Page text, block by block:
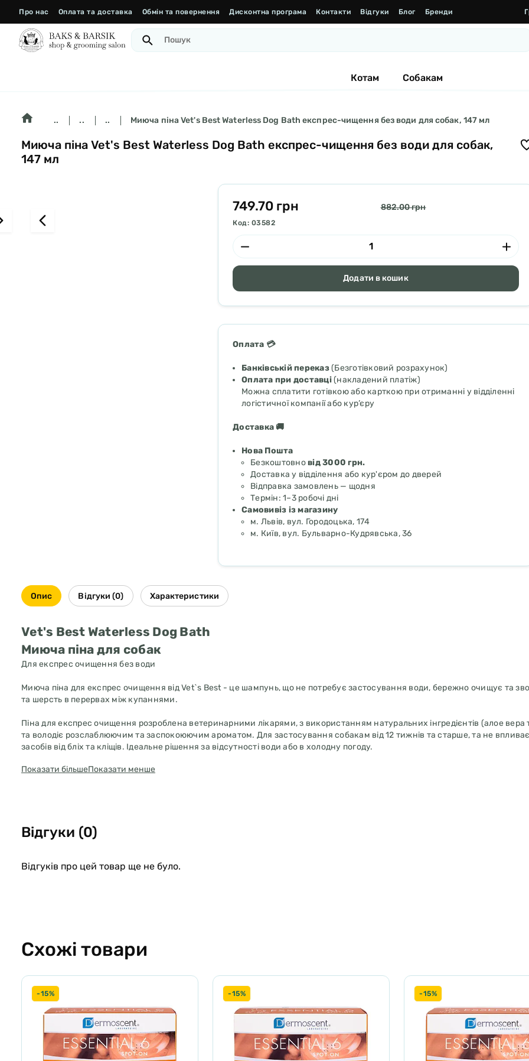
Про нас Оплата та доставка Обмін та повернення Дисконтна програма Контакти Відгуки Блог Бренди
Котам Собакам
.. .. .. Миюча піна Vet's Best Waterless Dog Bath експрес-чищення без води для собак, 147 мл
Миюча піна Vet's Best Waterless Dog Bath експрес-чищення без води для собак,
147 мл
749.70 грн 882.00 грн
Код: 03582
Додати в кошик
Оплата 💳
Банківській переказ(Безготівковий розрахунок)
Оплата при доставці(накладений платіж)
Можна сплатити готівкою або карткою при отриманні у відділенні
логістичної компанії або кур’єру
Доставка 🚚
Нова Пошта
Безкоштовновід 3000 грн.
Доставка у відділення або кур'єром до дверей
Відправка замовлень — щодня
Термін: 1–3 робочі дні
Самовивіз із магазину
м. Львів, вул. Городоцька, 174
м. Київ, вул. Бульварно-Кудрявська, 36
Опис Відгуки (0) Характеристики
Vet's Best Waterless Dog Bath
Миюча піна для собак
Для експрес очищення без води
Миюча піна для експрес очищення від Vet`s Best - це шампунь, що не потребує застосування води, бережно очищує та
та шерсть в перервах між купаннями.
Піна для експрес очищення розроблена ветеринарними лікарями, з використанням натуральних інгредієнтів (алое вера
та володіє розслаблюючим та заспокоюючим ароматом. Для застосування собакам від 12 тижнів та старше, та не
засобів від бліх та кліщів. Ідеальне рішення за відсутності води або в холодну погоду.
Vet's Best Waterless Dog Bath - це формула шампуню, що не потребує змивання, що допомагає зволожувати шкіру в
Шампунь для сухої шкіри, для собак від 12 тижнів та старше.
Експрес піна від Ветс Бест не впливає на засоби від бліх та кліщів.
Добре збовтайте засіб та нанесіть безпосередньо на шерсть собаки. Обережно вітріть засіб по всій поверхні тіла:
голови і закінчуючи лапами, уникайте область навколо очей. Не змивайте, зачекайте доки засіб висохне, потім розчешіть
Показати більшеПоказати менше
Відгуки (0)
Відгуків про цей товар ще не було.
Схожі товари
-15% -15% -15%